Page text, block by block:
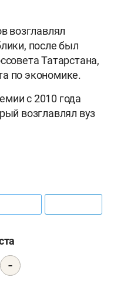
возглавлял
после был
Татарстана,
по экономике.
с 2010 года
возглавлял вуз
-